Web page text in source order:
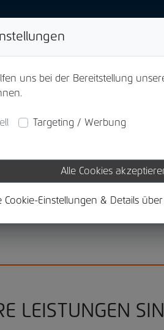
sind wir für unsere
Bereich von verpfändeten
LEISTUNGEN
uns bei der Bereitstellung
Targeting / Werbung
Alle Cookies
Cookie-Einstellungen & Details